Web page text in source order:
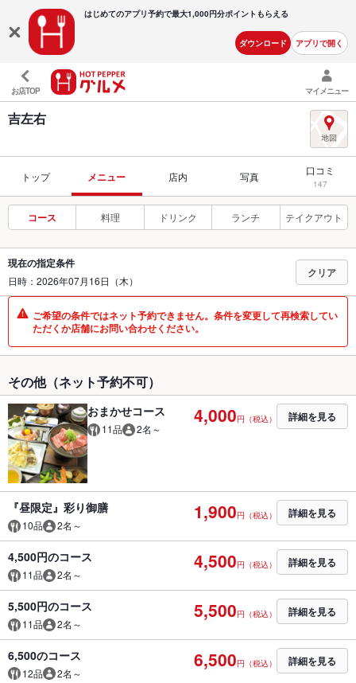
はじめてのアプリ予約で最大1,000円分ポイントもらえる
ダウンロード アプリで開く
お店TOP マイメニュー
吉左右
トップ メニュー 店内 写真 口コミ
147
コース 料理 ドリンク ランチ テイクアウト
現在の指定条件
日時：2026年07月16日（木）
クリア
ご希望の条件ではネット予約できません。条件を変更して再検索してい
ただくか店舗にお問い合わせください。
その他（ネット予約不可）
おまかせコース
11品 2名～
4,000円（税込） 詳細を見る
『昼限定』彩り御膳
10品 2名～
1,900円（税込） 詳細を見る
4,500円のコース
11品 2名～
4,500円（税込） 詳細を見る
5,500円のコース
11品 2名～
5,500円（税込） 詳細を見る
6,500のコース
12品 2名～
6,500円（税込） 詳細を見る